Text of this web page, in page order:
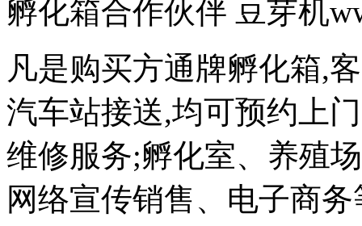
孵化箱合作伙伴 豆芽机
凡是购买方通牌孵化箱,
汽车站接送,均可预约上
维修服务;孵化室、养殖
网络宣传销售、电子商务